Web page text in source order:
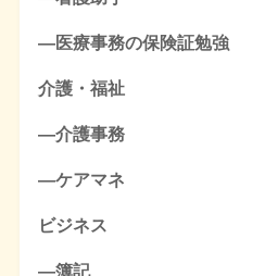
―医療事務の保険証勉強
介護・福祉
―介護事務
―ケアマネ
ビジネス
―簿記